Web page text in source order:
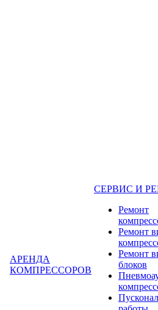
АРЕНДА
КОМПРЕССОРОВ
СЕРВИС И
Ремонт
Ремонт
Ремонт
блоков